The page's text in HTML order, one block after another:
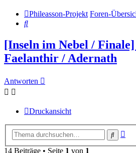
Phileasson-Projekt Foren-
Suche
[Inseln im Nebel /
Faelanthir / Adernath
Antworten
Druckansicht
Suche
14 Beiträge • Seite 1 von 1